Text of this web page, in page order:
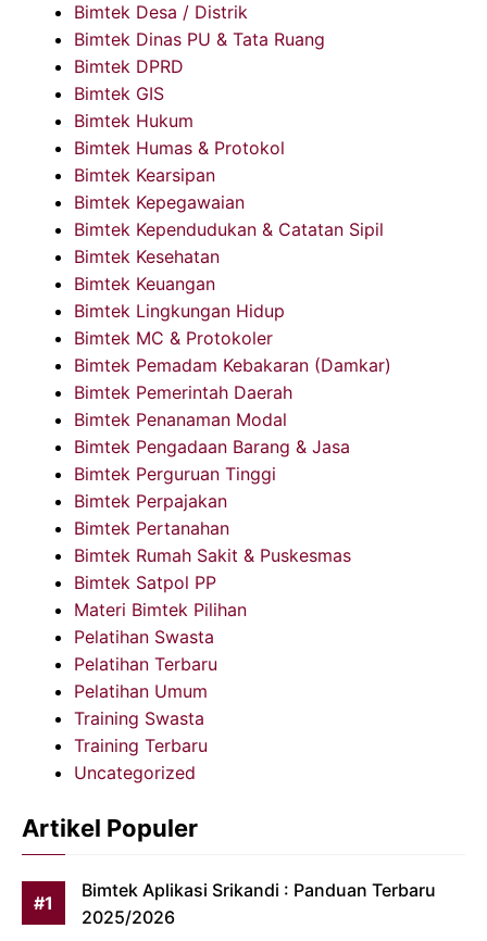
Bimtek Desa / Distrik
Bimtek Dinas PU & Tata Ruang
Bimtek DPRD
Bimtek GIS
Bimtek Hukum
Bimtek Humas & Protokol
Bimtek Kearsipan
Bimtek Kepegawaian
Bimtek Kependudukan & Catatan Sipil
Bimtek Kesehatan
Bimtek Keuangan
Bimtek Lingkungan Hidup
Bimtek MC & Protokoler
Bimtek Pemadam Kebakaran (Damkar)
Bimtek Pemerintah Daerah
Bimtek Penanaman Modal
Bimtek Pengadaan Barang & Jasa
Bimtek Perguruan Tinggi
Bimtek Perpajakan
Bimtek Pertanahan
Bimtek Rumah Sakit & Puskesmas
Bimtek Satpol PP
Materi Bimtek Pilihan
Pelatihan Swasta
Pelatihan Terbaru
Pelatihan Umum
Training Swasta
Training Terbaru
Uncategorized
Artikel Populer
Bimtek Aplikasi Srikandi : Panduan Terbaru
2025/2026